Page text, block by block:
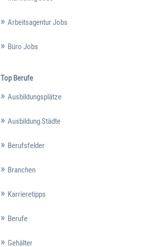
Arbeitsagentur Jobs
Büro Jobs
Top Berufe
Ausbildungsplätze
Ausbildung Städte
Berufsfelder
Branchen
Karrieretipps
Berufe
Gehälter